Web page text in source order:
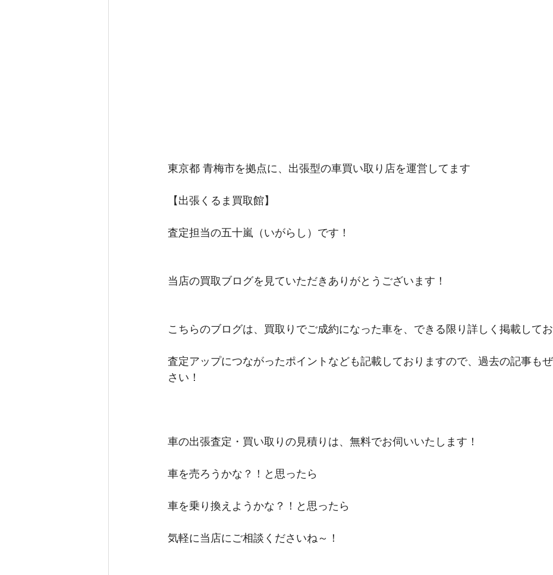
東京都 青梅市を拠点に、出張型の車買い取り店を運営してます
【出張くるま買取館】
査定担当の五十嵐（いがらし）です！
当店の買取ブログを見ていただきありがとうございます！
こちらのブログは、買取りでご成約になった車を、できる限り詳しく掲載してお
査定アップにつながったポイントなども記載しておりますので、過去の記事も
さい！
車の出張査定・買い取りの見積りは、無料でお伺いいたします！
車を売ろうかな？！と思ったら
車を乗り換えようかな？！と思ったら
気軽に当店にご相談くださいね～！